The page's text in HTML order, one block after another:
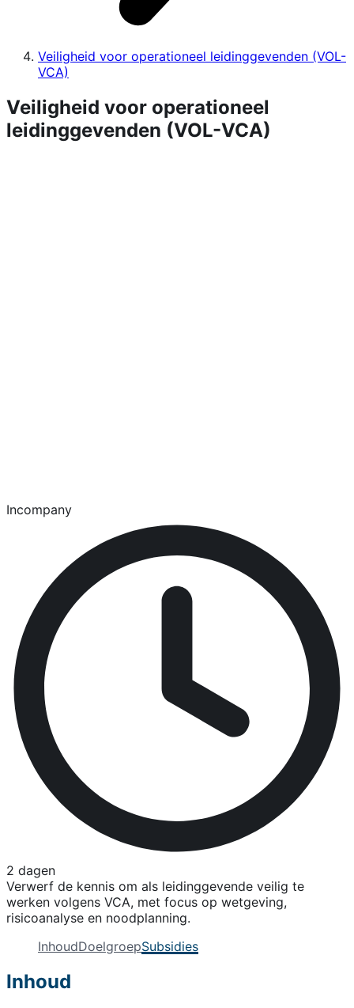
Veiligheid voor operationeel leidinggevenden (VOL-
VCA)
Veiligheid voor operationeel
leidinggevenden (VOL-VCA)
Incompany
2 dagen
Verwerf de kennis om als leidinggevende veilig te
werken volgens VCA, met focus op wetgeving,
risicoanalyse en noodplanning.
InhoudDoelgroepSubsidies
Inhoud